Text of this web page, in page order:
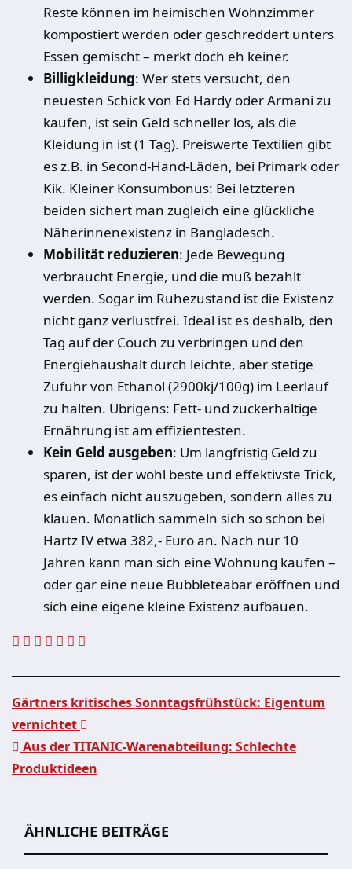
Reste können im heimischen Wohnzimmer
kompostiert werden oder geschreddert unters
Essen gemischt – merkt doch eh keiner.
Billigkleidung: Wer stets versucht, den
neuesten Schick von Ed Hardy oder Armani zu
kaufen, ist sein Geld schneller los, als die
Kleidung in ist (1 Tag). Preiswerte Textilien gibt
es z.B. in Second-Hand-Läden, bei Primark oder
Kik. Kleiner Konsumbonus: Bei letzteren
beiden sichert man zugleich eine glückliche
Näherinnenexistenz in Bangladesch.
Mobilität reduzieren: Jede Bewegung
verbraucht Energie, und die muß bezahlt
werden. Sogar im Ruhezustand ist die Existenz
nicht ganz verlustfrei. Ideal ist es deshalb, den
Tag auf der Couch zu verbringen und den
Energiehaushalt durch leichte, aber stetige
Zufuhr von Ethanol (2900kj/100g) im Leerlauf
zu halten. Übrigens: Fett- und zuckerhaltige
Ernährung ist am effizientesten.
Kein Geld ausgeben: Um langfristig Geld zu
sparen, ist der wohl beste und effektivste Trick,
es einfach nicht auszugeben, sondern alles zu
klauen. Monatlich sammeln sich so schon bei
Hartz IV etwa 382,- Euro an. Nach nur 10
Jahren kann man sich eine Wohnung kaufen –
oder gar eine neue Bubbleteabar eröffnen und
sich eine eigene kleine Existenz aufbauen.
Beitragsnavigation
Gärtners kritisches Sonntagsfrühstück: Eigentum
vernichtet
Aus der TITANIC-Warenabteilung: Schlechte
Produktideen
ÄHNLICHE BEITRÄGE